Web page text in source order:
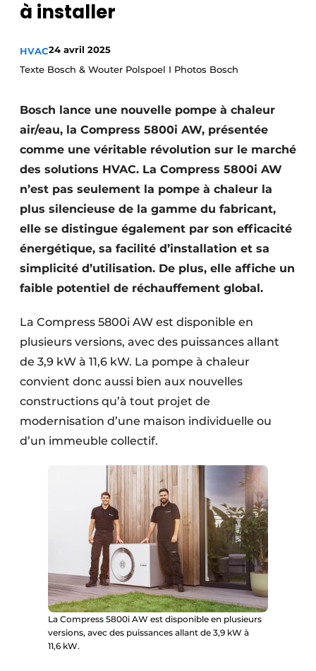
S’inscrire à l’événement
Termes et conditions
à installer
HVAC24 avril 2025
Texte Bosch & Wouter Polspoel I Photos Bosch
Bosch lance une nouvelle pompe à chaleur
air/eau, la Compress 5800i AW, présentée
comme une véritable révolution sur le marché
des solutions HVAC. La Compress 5800i AW
n’est pas seulement la pompe à chaleur la
plus silencieuse de la gamme du fabricant,
elle se distingue également par son efficacité
énergétique, sa facilité d’installation et sa
simplicité d’utilisation. De plus, elle affiche un
faible potentiel de réchauffement global.
La Compress 5800i AW est disponible en
plusieurs versions, avec des puissances allant
de 3,9 kW à 11,6 kW. La pompe à chaleur
convient donc aussi bien aux nouvelles
constructions qu’à tout projet de
modernisation d’une maison individuelle ou
d’un immeuble collectif.
La Compress 5800i AW est disponible en plusieurs
versions, avec des puissances allant de 3,9 kW à
11,6 kW.